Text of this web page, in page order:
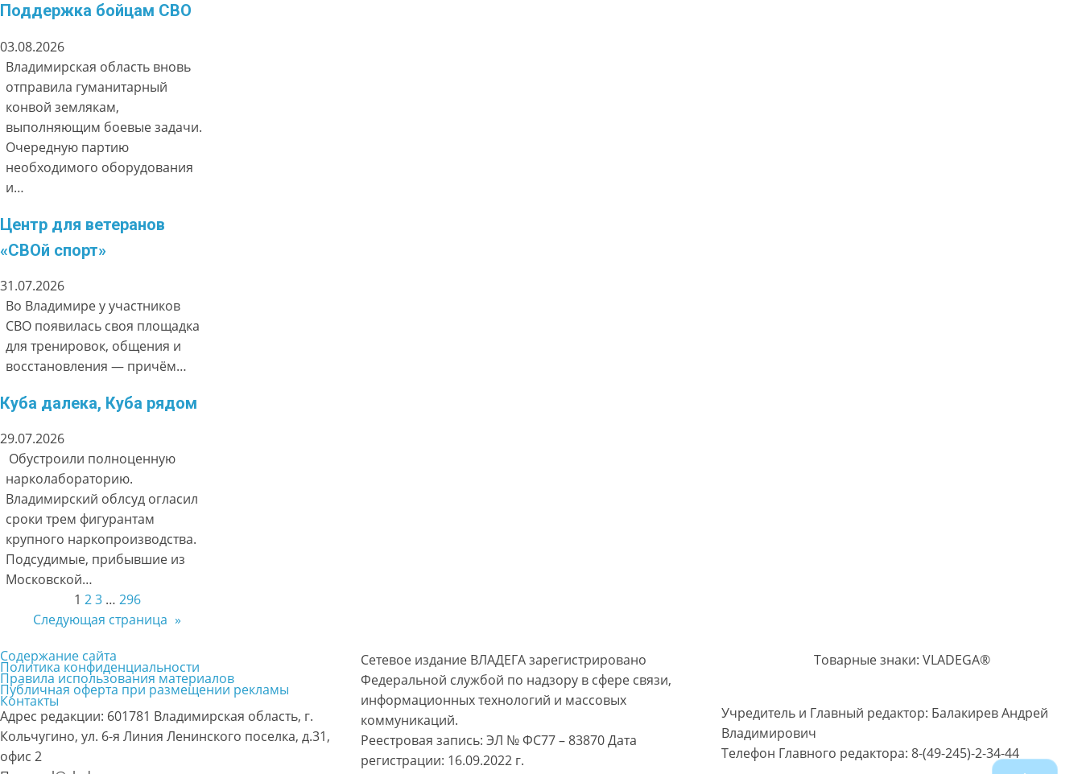
Поддержка бойцам СВО
03.08.2026
Владимирская область вновь
отправила гуманитарный
конвой землякам,
выполняющим боевые задачи.
Очередную партию
необходимого оборудования
и…
Центр для ветеранов
«СВОй спорт»
31.07.2026
Во Владимире у участников
СВО появилась своя площадка
для тренировок, общения и
восстановления — причём…
Куба далека, Куба рядом
29.07.2026
Обустроили полноценную
нарколабораторию.
Владимирский облсуд огласил
сроки трем фигурантам
крупного наркопроизводства.
Подсудимые, прибывшие из
Московской…
1 23 … 296
Следующая страница »
Содержание сайта
Политика конфиденциальности
Правила использования материалов
Публичная оферта при размещении рекламы
Контакты
Адрес редакции: 601781 Владимирская область, г.
Кольчугино, ул. 6-я Линия Ленинского поселка, д.31,
офис 2
Сетевое издание ВЛАДЕГА зарегистрировано
Федеральной службой по надзору в сфере связи,
информационных технологий и массовых
коммуникаций.
Реестровая запись: ЭЛ № ФС77 – 83870 Дата
регистрации: 16.09.2022 г.
Товарные знаки: VLADEGA®
Учредитель и Главный редактор: Балакирев Андрей
Владимирович
Телефон Главного редактора: 8-(49-245)-2-34-44